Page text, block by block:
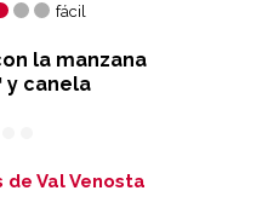
fácil
la manzana
y canela
Val Venosta